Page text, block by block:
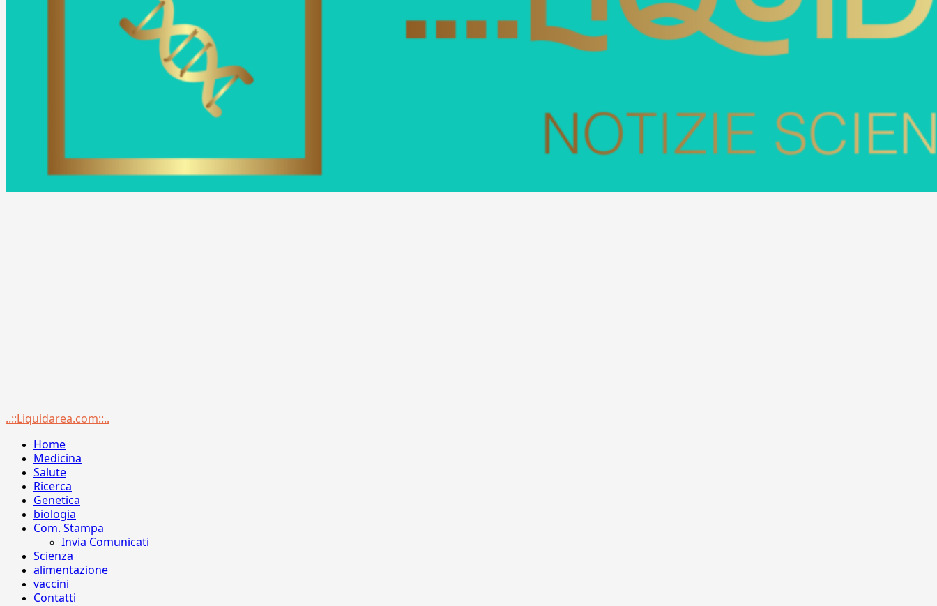
Menu
..::Liquidarea.com::..
Home
Medicina
Salute
Ricerca
Genetica
biologia
Com. Stampa
Invia Comunicati
Scienza
alimentazione
vaccini
Contatti